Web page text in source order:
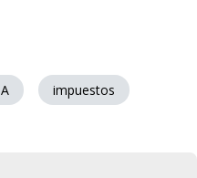
impuestos